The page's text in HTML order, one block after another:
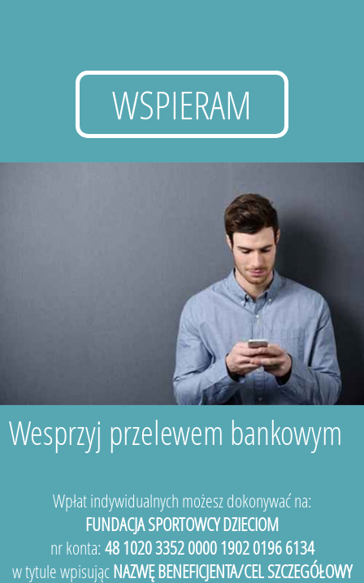
WSPIERAM
Wesprzyj przelewem bankowym
Wpłat indywidualnych możesz dokonywać na:
FUNDACJA SPORTOWCY DZIECIOM
nr konta: 48 1020 3352 0000 1902 0196 6134
w tytule wpisującNAZWĘ BENEFICJENTA/CEL SZCZEGÓŁOWY